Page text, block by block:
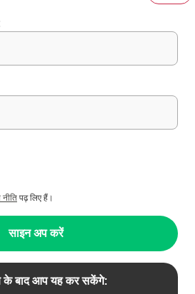
नीति पढ़ लिए हैं।
साइन अप करें
के बाद आप यह कर सकेंगे: